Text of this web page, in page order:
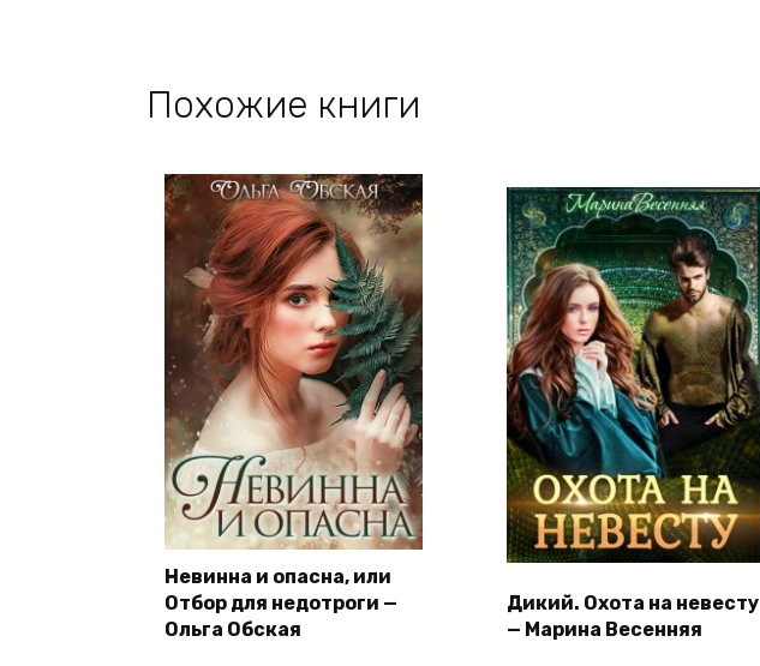
Похожие книги
Невинна и опасна, или
Отбор для недотроги —
Ольга Обская
Дикий. Охота на невесту
— Марина Весенняя